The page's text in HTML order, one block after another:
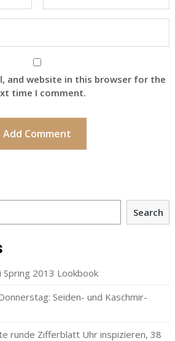
and website in this browser for the
time I comment.
Search
Spring 2013 Lookbook
Seiden- und Kaschmir-
runde Zifferblatt Uhr inspizieren, 38